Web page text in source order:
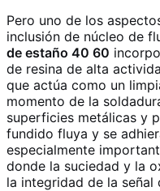
Pero uno de los
inclusión de núcleo de
de estaño 40 60
de resina de alta
que actúa como un
momento de la
superficies metálicas y
fundido fluya y se
especialmente
donde la suciedad y la
la integridad de la